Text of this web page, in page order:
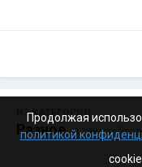
ИЗ КАТЕГОРИИ:
Разное · 4 199
Продолжая
политикой